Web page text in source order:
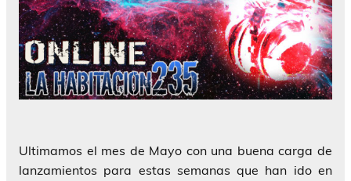
Ultimamos el mes de Mayo con una buena carga de
lanzamientos para estas semanas que han ido en